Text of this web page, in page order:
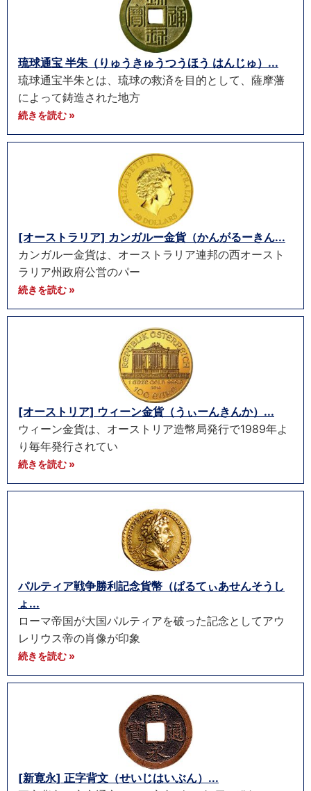
琉球通宝 半朱（りゅうきゅうつうほう はんじゅ）...
琉球通宝半朱とは、琉球の救済を目的として、薩摩藩
によって鋳造された地方
続きを読む »
[オーストラリア] カンガルー金貨（かんがるーきん...
カンガルー金貨は、オーストラリア連邦の西オースト
ラリア州政府公営のパー
続きを読む »
[オーストリア] ウィーン金貨（うぃーんきんか）...
ウィーン金貨は、オーストリア造幣局発行で1989年よ
り毎年発行されてい
続きを読む »
パルティア戦争勝利記念貨幣（ぱるてぃあせんそうし
ょ...
ローマ帝国が大国パルティアを破った記念としてアウ
レリウス帝の肖像が印象
続きを読む »
[新寛永] 正字背文（せいじはいぶん）...